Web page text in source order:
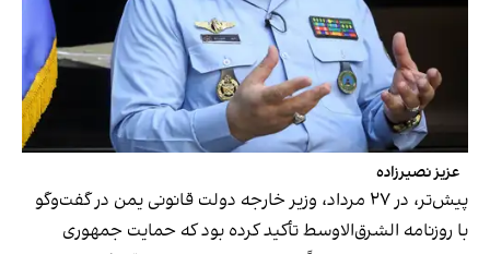
عزیز نصیرزاده
پیش‌تر، در ۲۷ مرداد، وزیر خارجه دولت قانونی یمن در گفت‌وگو
با روزنامه الشرق‌الاوسط تأکید کرده بود که حمایت جمهوری